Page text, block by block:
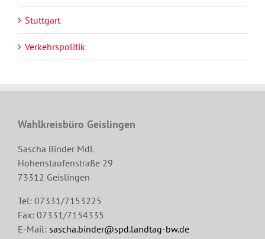
Stuttgart
Verkehrspolitik
Wahlkreisbüro Geislingen
Sascha Binder MdL
Hohenstaufenstraße 29
73312 Geislingen
Tel: 07331/7153225
Fax: 07331/7154335
E-Mail: sascha.binder@spd.landtag-bw.de